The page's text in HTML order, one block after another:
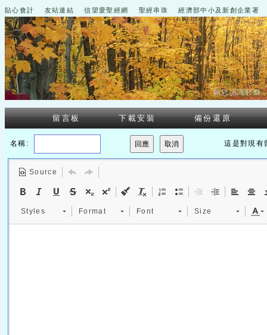
貼心會計 友站連結 信望愛聖經網 聖經串珠 經濟部中小及新創企業署
願您認識耶穌
留言板 下載安裝 備份還原
名稱: 這是對現有
Source
Styles Format Font Size